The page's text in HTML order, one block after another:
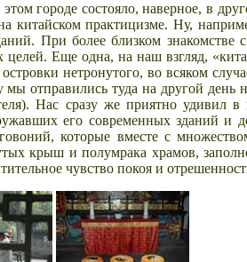
городе состояло, наверное, в
китайском практицизме. Ну,
При более близком
Еще одна, на наш взгляд,
нетронутого, во всяком
мы отправились туда на другой день
Нас сразу же приятно удивил
его современных зданий и
которые вместе с
крыш и полумрака храмов,
чувство покоя и